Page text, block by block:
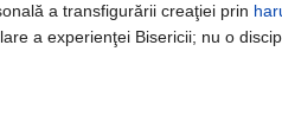
a transfigurării creaţiei prin
a experienţei Bisericii; nu o